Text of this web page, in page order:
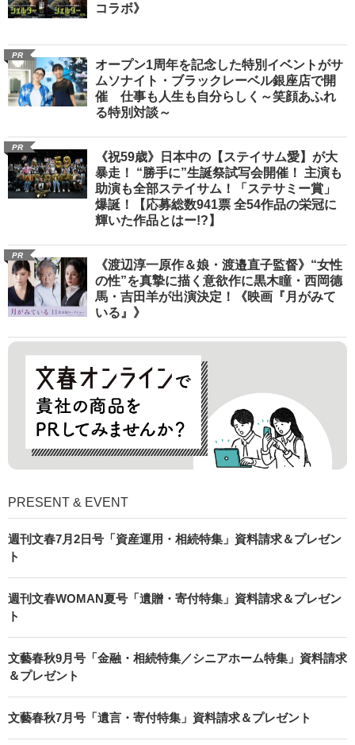
コラボ》
PR
オープン1周年を記念した特別イベントがサ
ムソナイト・ブラックレーベル銀座店で開
催 仕事も人生も自分らしく～笑顔あふれ
る特別対談～
PR
《祝59歳》日本中の【ステイサム愛】が大
暴走！ “勝手に”生誕祭試写会開催！ 主演も
助演も全部ステイサム！「ステサミー賞」
爆誕！【応募総数941票 全54作品の栄冠に
輝いた作品とはー!?】
PR
《渡辺淳一原作＆娘・渡邉直子監督》“女性
の性”を真摯に描く意欲作に黒木瞳・西岡德
馬・吉田羊が出演決定！《映画『月がみて
いる』》
PRESENT & EVENT
週刊文春7月2日号「資産運用・相続特集」資料請求＆プレゼン
ト
週刊文春WOMAN夏号「遺贈・寄付特集」資料請求＆プレゼン
ト
文藝春秋9月号「金融・相続特集／シニアホーム特集」資料請求
＆プレゼント
文藝春秋7月号「遺言・寄付特集」資料請求＆プレゼント